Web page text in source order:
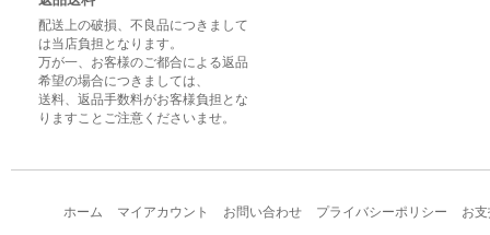
配送上の破損、不良品につきまして
は当店負担となります。
万が一、お客様のご都合による返品
希望の場合につきましては、
送料、返品手数料がお客様負担とな
りますことご注意くださいませ。
ホーム マイアカウント お問い合わせ プライバシーポリシー お